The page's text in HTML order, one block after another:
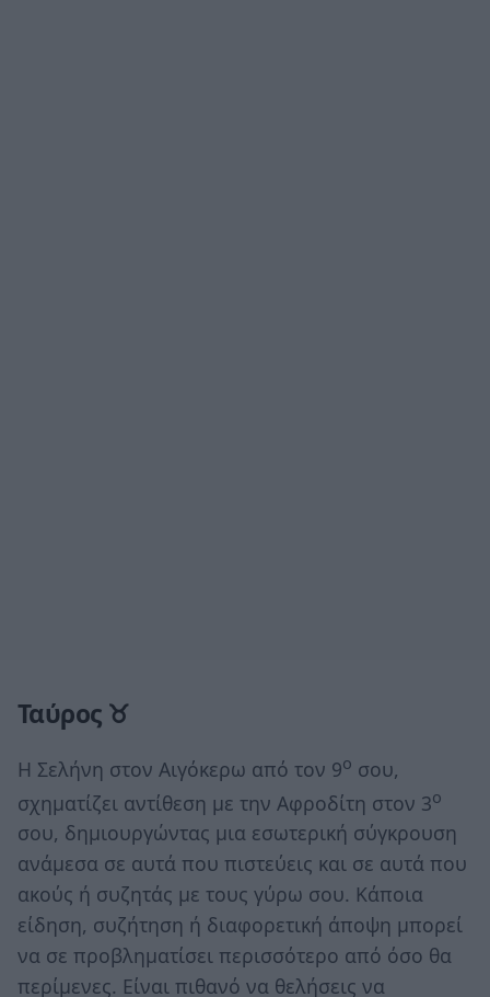
Ταύρος ♉
Η Σελήνη στον Αιγόκερω από τον 9ο σου,
σχηματίζει αντίθεση με την Αφροδίτη στον 3ο
σου, δημιουργώντας μια εσωτερική σύγκρουση
ανάμεσα σε αυτά που πιστεύεις και σε αυτά που
ακούς ή συζητάς με τους γύρω σου. Κάποια
είδηση, συζήτηση ή διαφορετική άποψη μπορεί
να σε προβληματίσει περισσότερο από όσο θα
περίμενες. Είναι πιθανό να θελήσεις να